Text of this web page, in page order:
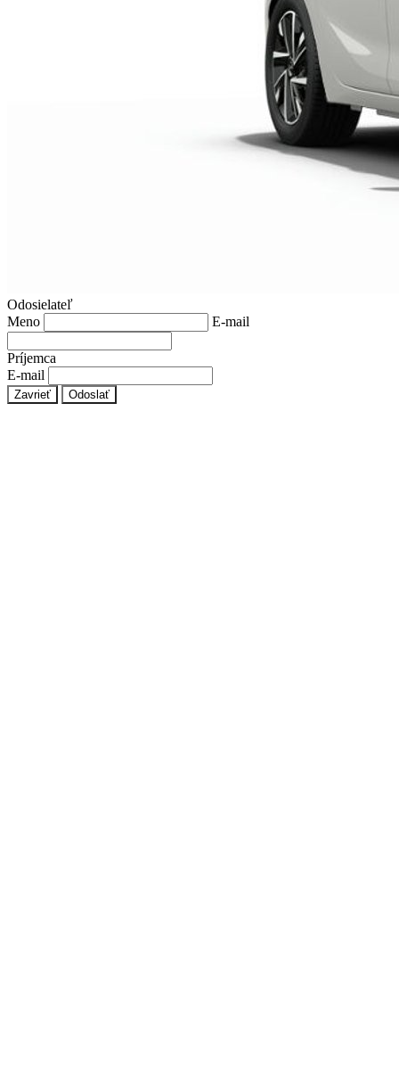
Odosielateľ
Meno
E-mail
Príjemca
E-mail
Zavrieť Odoslať